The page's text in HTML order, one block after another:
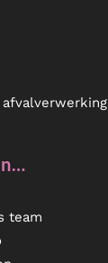
afvalverwerking
team